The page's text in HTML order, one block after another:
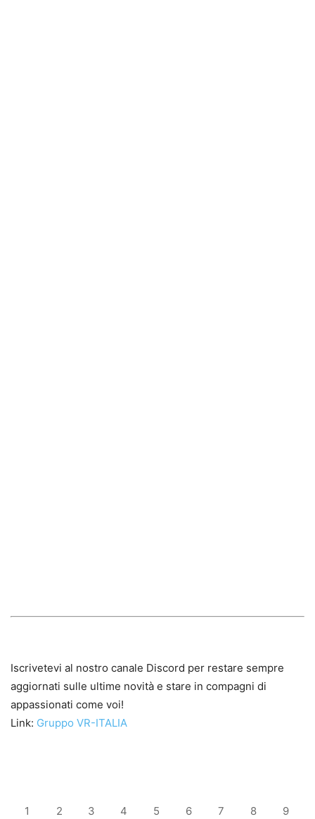
Iscrivetevi al nostro canale Discord per restare sempre
aggiornati sulle ultime novità e stare in compagni di
appassionati come voi!
Link: Gruppo VR-ITALIA
1 2 3 4 5 6 7 8 9